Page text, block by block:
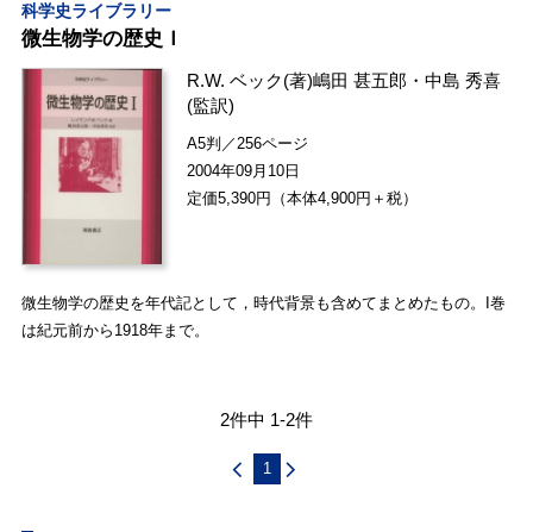
科学史ライブラリー
微生物学の歴史Ｉ
R.W. ベック(著)嶋田 甚五郎 ・中島 秀喜
(監訳)
A5判／256ページ
2004年09月10日
定価5,390円（本体4,900円＋税）
微生物学の歴史を年代記として，時代背景も含めてまとめたもの。I巻
は紀元前から1918年まで。
2件中 1-2件
1